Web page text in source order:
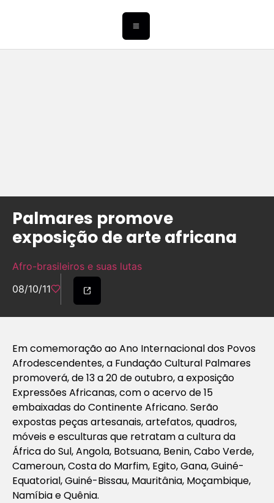
Palmares promove
exposição de arte africana
Afro-brasileiros e suas lutas
08/10/11
Em comemoração ao Ano Internacional dos Povos
Afrodescendentes, a Fundação Cultural Palmares
promoverá, de 13 a 20 de outubro, a exposição
Expressões Africanas, com o acervo de 15
embaixadas do Continente Africano. Serão
expostas peças artesanais, artefatos, quadros,
móveis e esculturas que retratam a cultura da
África do Sul, Angola, Botsuana, Benin, Cabo Verde,
Cameroun, Costa do Marfim, Egito, Gana, Guiné-
Equatorial, Guiné-Bissau, Mauritânia, Moçambique,
Namíbia e Quênia.